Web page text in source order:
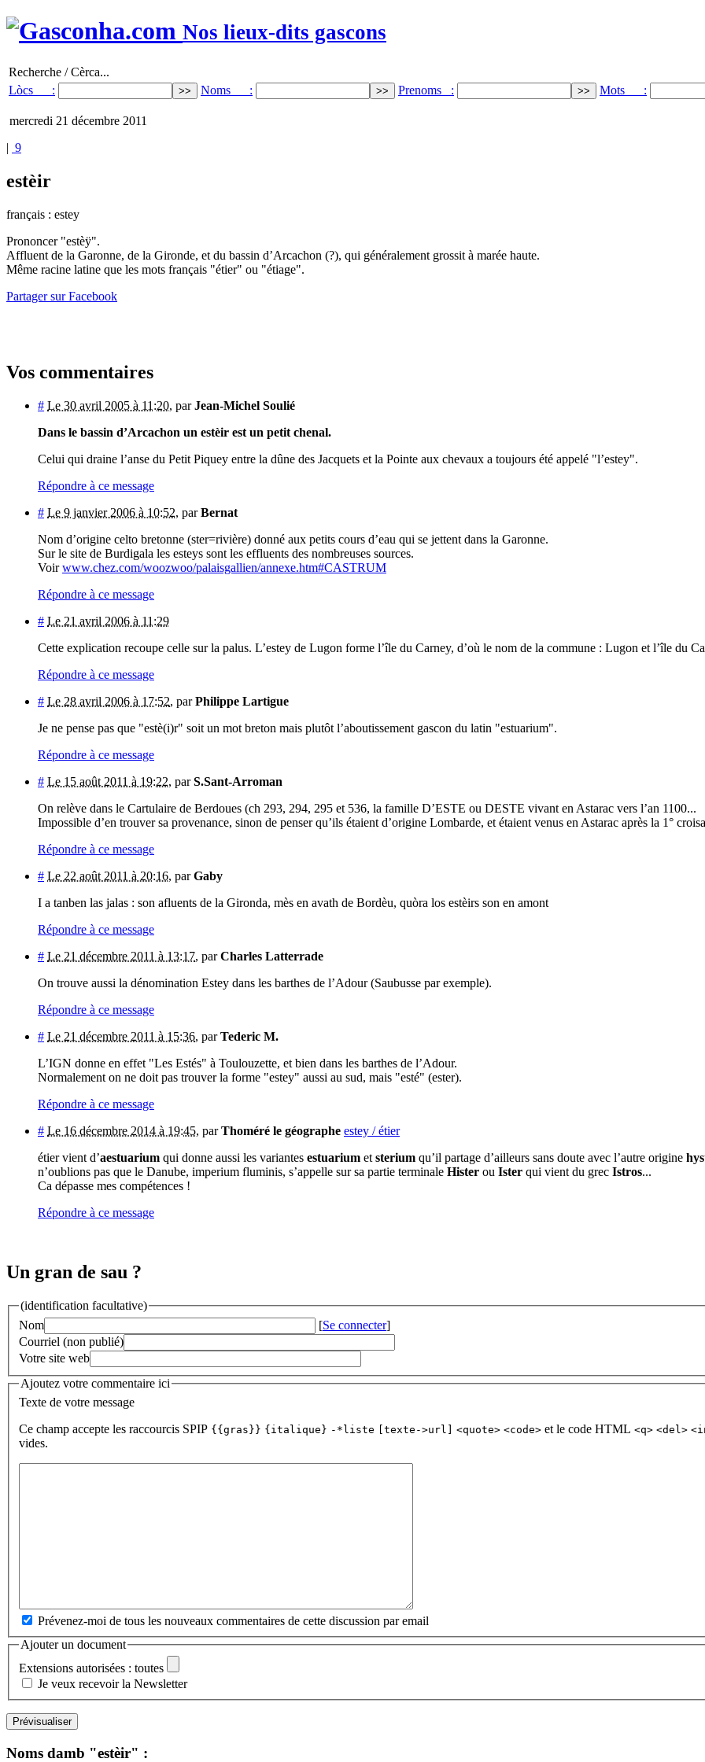
Nos lieux-dits gascons
Recherche / Cèrca...
Lòcs :
Noms : Prenoms : Mots :
mercredi 21 décembre 2011
| 9
estèir
français : estey
Prononcer "estèÿ".
Affluent de la Garonne, de la Gironde, et du bassin d’Arcachon (?), qui généralement grossit à marée haute.
Même racine latine que les mots français "étier" ou "étiage".
Partager sur Facebook
Vos commentaires
# Le 30 avril 2005 à 11:20, parJean-Michel Soulié
Dans le bassin d’Arcachon un estèir est un petit chenal.
Celui qui draine l’anse du Petit Piquey entre la dûne des Jacquets et la Pointe aux chevaux a toujours été appelé "l’estey".
Répondre à ce message
# Le 9 janvier 2006 à 10:52, parBernat
Nom d’origine celto bretonne (ster=rivière) donné aux petits cours d’eau qui se jettent dans la Garonne.
Sur le site de Burdigala les esteys sont les effluents des nombreuses sources.
Voirwww.chez.com/woozwoo/palaisgallien/annexe.htm#CASTRUM
Répondre à ce message
# Le 21 avril 2006 à 11:29
Cette explication recoupe celle sur la palus. L’estey de Lugon forme l’île du Carney, d’où le nom de la commune : Lugon et l’île du
Répondre à ce message
# Le 28 avril 2006 à 17:52, parPhilippe Lartigue
Je ne pense pas que "estè(i)r" soit un mot breton mais plutôt l’aboutissement gascon du latin "estuarium".
Répondre à ce message
# Le 15 août 2011 à 19:22, parS.Sant-Arroman
On relève dans le Cartulaire de Berdoues (ch 293, 294, 295 et 536, la famille D’ESTE ou DESTE vivant en Astarac vers l’an 1100...
Impossible d’en trouver sa provenance, sinon de penser qu’ils étaient d’origine Lombarde, et étaient venus en Astarac après la 1°
Répondre à ce message
# Le 22 août 2011 à 20:16, parGaby
I a tanben las jalas : son afluents de la Gironda, mès en avath de Bordèu, quòra los estèirs son en amont
Répondre à ce message
# Le 21 décembre 2011 à 13:17, parCharles Latterrade
On trouve aussi la dénomination Estey dans les barthes de l’Adour (Saubusse par exemple).
Répondre à ce message
# Le 21 décembre 2011 à 15:36, parTederic M.
L’IGN donne en effet "Les Estés" à Toulouzette, et bien dans les barthes de l’Adour.
Normalement on ne doit pas trouver la forme "estey" aussi au sud, mais "esté" (ester).
Répondre à ce message
# Le 16 décembre 2014 à 19:45, parThoméré le géographe estey / étier
étier vient d’aestuarium qui donne aussi les variantes estuarium et sterium qu’il partage d’ailleurs sans doute avec l’autre origine
n’oublions pas que le Danube, imperium fluminis, s’appelle sur sa partie terminale Hister ou Ister qui vient du grec Istros...
Ca dépasse mes compétences !
Répondre à ce message
Un gran de sau ?
(identification facultative)
Nom
[Se connecter]
Courriel (non publié)
Votre site web
Ajoutez votre commentaire ici
Texte de votre message
Ce champ accepte les raccourcis SPIP {{gras}} {italique} -*liste [texte->url] <quote> <code> et le code HTML <q> <del>
vides.
Prévenez-moi de tous les nouveaux commentaires de cette discussion par email
Ajouter un document
Extensions autorisées : toutes
Je veux recevoir la Newsletter
Noms damb "estèir" :